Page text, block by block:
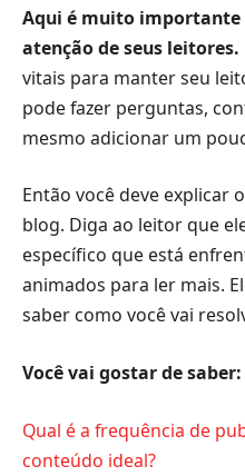
Aqui é muito importante
atenção de seus leitores.
vitais para manter seu
pode fazer perguntas,
mesmo adicionar um
Então você deve explicar
blog. Diga ao leitor que
específico que está
animados para ler mais.
saber como você vai
Você vai gostar de saber:
Qual é a frequência de
conteúdo ideal?